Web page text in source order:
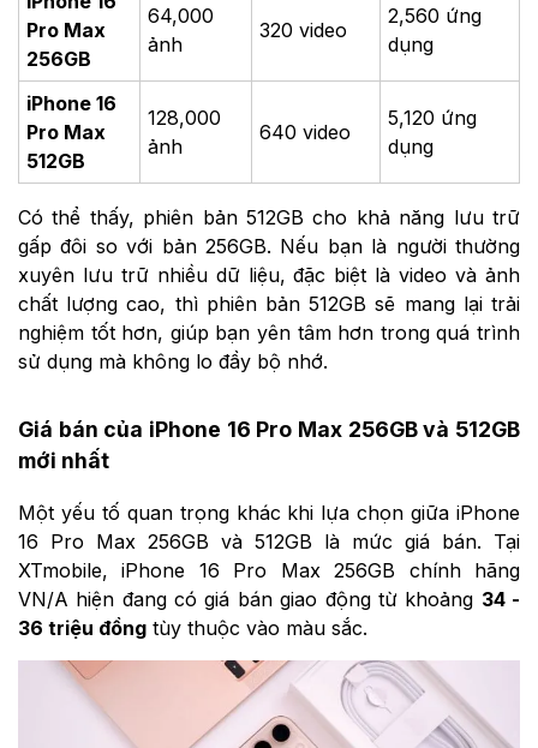
Pro Max
256GB
64,000
ảnh
320 video
2,560 ứng
dụng
iPhone 16
Pro Max
512GB
128,000
ảnh
640 video
5,120 ứng
dụng
Có thể thấy, phiên bản 512GB cho khả năng lưu trữ
gấp đôi so với bản 256GB. Nếu bạn là người thường
xuyên lưu trữ nhiều dữ liệu, đặc biệt là video và ảnh
chất lượng cao, thì phiên bản 512GB sẽ mang lại trải
nghiệm tốt hơn, giúp bạn yên tâm hơn trong quá trình
sử dụng mà không lo đầy bộ nhớ.
Giá bán của iPhone 16 Pro Max 256GB và 512GB
mới nhất
Một yếu tố quan trọng khác khi lựa chọn giữa iPhone
16 Pro Max 256GB và 512GB là mức giá bán. Tại
XTmobile, iPhone 16 Pro Max 256GB chính hãng
VN/A hiện đang có giá bán giao động từ khoảng 34 -
36 triệu đồng tùy thuộc vào màu sắc.